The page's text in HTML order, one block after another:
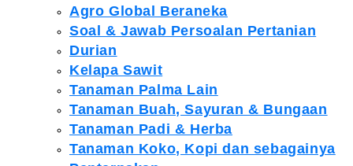
Agro Global Beraneka
Soal & Jawab Persoalan Pertanian
Durian
Kelapa Sawit
Tanaman Palma Lain
Tanaman Buah, Sayuran & Bungaan
Tanaman Padi & Herba
Tanaman Koko, Kopi dan sebagainya